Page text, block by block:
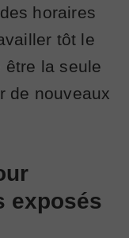
horaires
tôt le
être la seule
de nouveaux
exposés